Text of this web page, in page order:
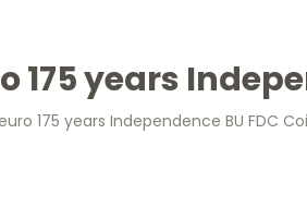
175 years
175 years Independence BU FDC